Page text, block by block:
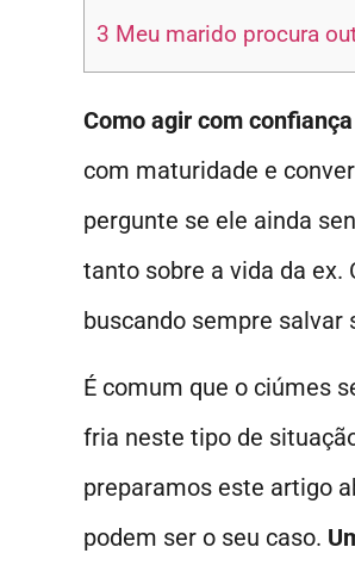
3 Meu marido procura
Como agir com
com maturidade e
pergunte se ele ainda
tanto sobre a vida da ex.
buscando sempre salvar
É comum que o ciúmes
fria neste tipo de
preparamos este artigo
podem ser o seu caso.